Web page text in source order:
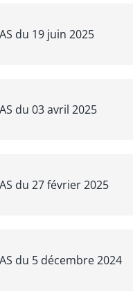
du 19 juin 2025
du 03 avril 2025
du 27 février 2025
du 5 décembre 2024